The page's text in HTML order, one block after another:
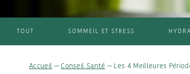
TOUT SOMMEIL ET STRESS
Accueil — Conseil Santé — Les 4 Meilleures